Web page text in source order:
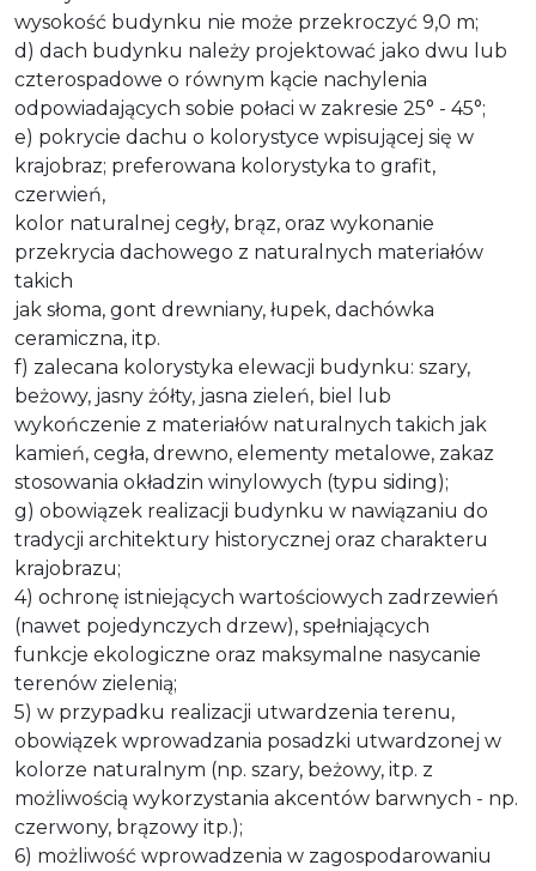
wysokość budynku nie może przekroczyć 9,0 m;
d) dach budynku należy projektować jako dwu lub
czterospadowe o równym kącie nachylenia
odpowiadających sobie połaci w zakresie 25° - 45°;
e) pokrycie dachu o kolorystyce wpisującej się w
krajobraz; preferowana kolorystyka to grafit,
czerwień,
kolor naturalnej cegły, brąz, oraz wykonanie
przekrycia dachowego z naturalnych materiałów
takich
jak słoma, gont drewniany, łupek, dachówka
ceramiczna, itp.
f) zalecana kolorystyka elewacji budynku: szary,
beżowy, jasny żółty, jasna zieleń, biel lub
wykończenie z materiałów naturalnych takich jak
kamień, cegła, drewno, elementy metalowe, zakaz
stosowania okładzin winylowych (typu siding);
g) obowiązek realizacji budynku w nawiązaniu do
tradycji architektury historycznej oraz charakteru
krajobrazu;
4) ochronę istniejących wartościowych zadrzewień
(nawet pojedynczych drzew), spełniających
funkcje ekologiczne oraz maksymalne nasycanie
terenów zielenią;
5) w przypadku realizacji utwardzenia terenu,
obowiązek wprowadzania posadzki utwardzonej w
kolorze naturalnym (np. szary, beżowy, itp. z
możliwością wykorzystania akcentów barwnych - np.
czerwony, brązowy itp.);
6) możliwość wprowadzenia w zagospodarowaniu